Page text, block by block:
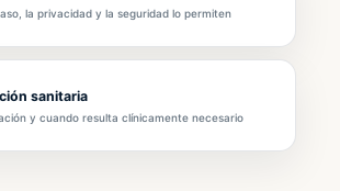
la privacidad y la seguridad lo permiten
sanitaria
y cuando resulta clínicamente necesario